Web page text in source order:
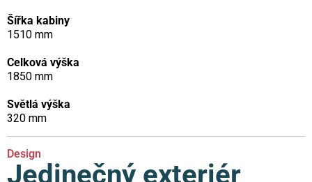
Šířka kabiny
1510 mm
Celková výška
1850 mm
Světlá výška
320 mm
Design
Jedinečný exteriér